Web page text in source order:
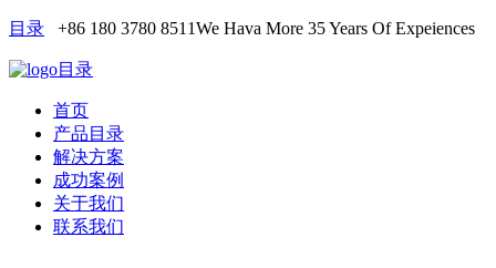
目录 +86 180 3780 8511We Hava More 35 Years Of Expeiences
目录
首页
产品目录
解决方案
成功案例
关于我们
联系我们